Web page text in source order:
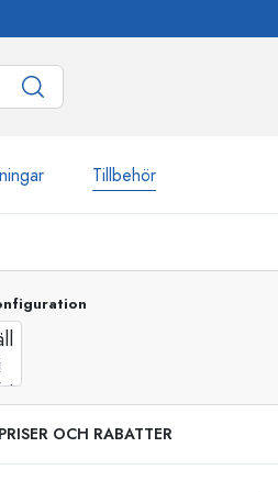
Tillbehör
Burkar
PRISER OCH RABATTER